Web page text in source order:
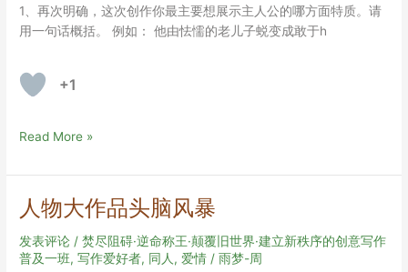
1、再次明确，这次创作你最主要想展示主人公的哪方面特质。请
用一句话概括。 例如： 他由怯懦的老儿子蜕变成敢于h
+1
初
修
改
头
脑
风
Read More »
人物大作品头脑风暴
发表评论 /焚尽阻碍·逆命称王·颠覆旧世界·建立新秩序的创意写作
普及一班,写作爱好者, 同人 , 爱情 /雨梦-周